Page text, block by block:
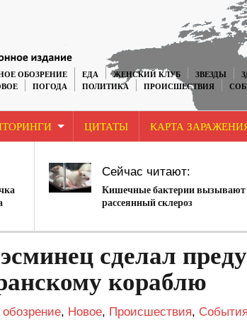
ОБОЗРЕНИЕ ЕДА ЖЕНСКИЙ КЛУБ ЗВЕЗДЫ
ПОГОДА ПОЛИТИКА ПРОИСШЕСТВИЯ
ЦИТАТЫ КАРТА
Сейчас читают:
Кишечные бактерии вызывают
рассеянный склероз
сделал
кораблю
, Новое, Происшествия, События